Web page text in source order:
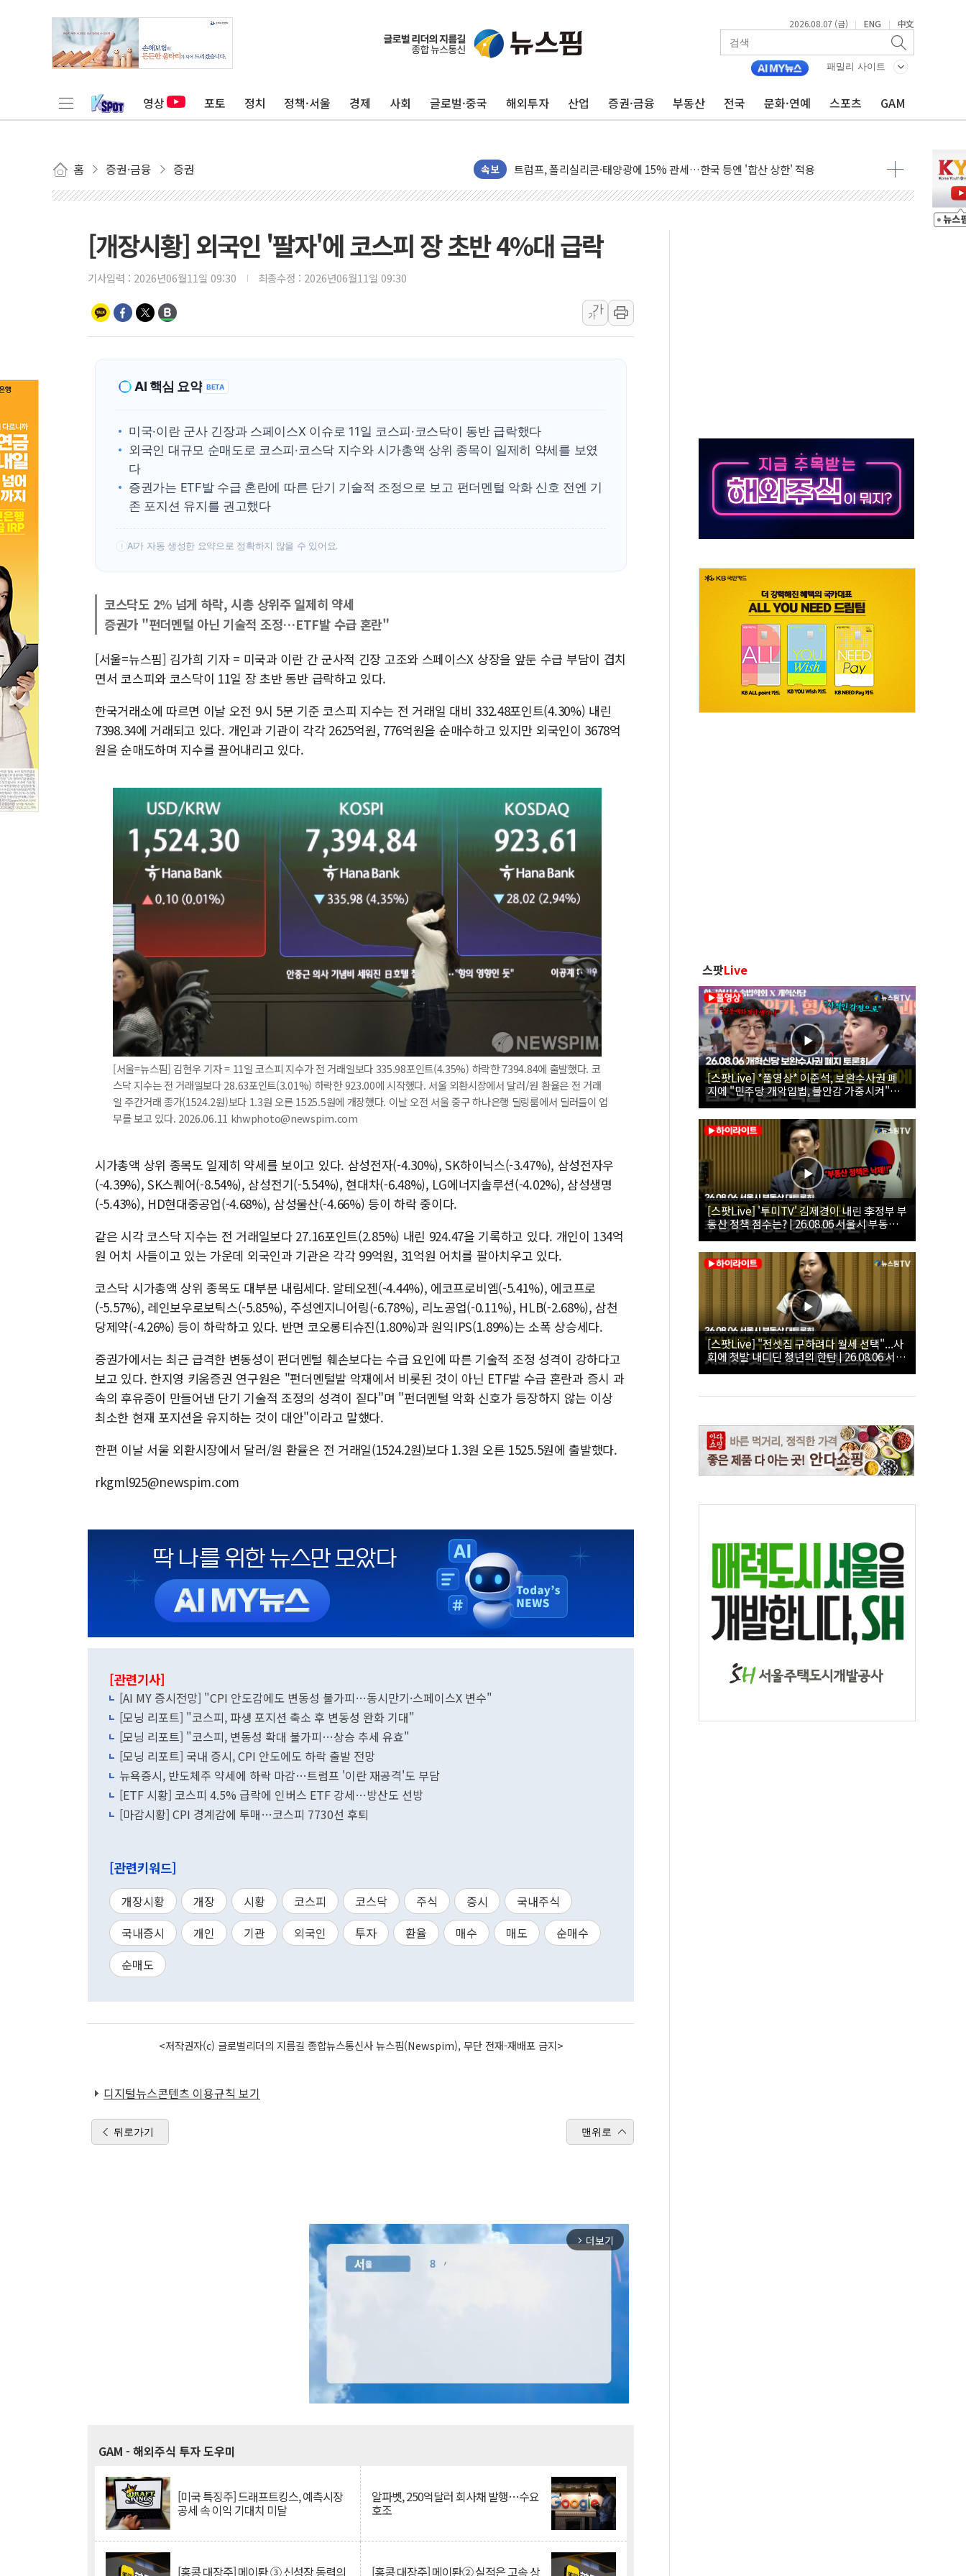
2026.08.07 (금) | ENG | 中文
패밀리 사이트
영상 포토 정치 정책·서울 경제 사회 글로벌·중국 해외투자 산업 증권·금융 부동산 전국 문화·연예 스포츠 GAM
홈 증권·금융 증권 속보
중기부, 떡국·떡볶이떡 제조업 '생계형 적합업종' 재지정...5년 더 보호
[브라질증시] 금리 인하에도 추가 완화 불확실성에 1.2% 하락 마감
카드사 고객 유입 창구 된 '트래블카드'…휴가철 넘어 장기 고객 묶는다
[채권/외환] 국제유가 급등에 미 국채금리·달러 동반 상승…시장, 美 고용지표 촉각
트럼프, '원정출산 시민권 차단' 행정명령 서명…출생시민권 제한 재시동
현대리바트, 원가 개선으로 실적 방어…다음 과제는 '외형 확대'
"세금 부담 덜자"…비거주 1주택자 귀환 조짐에 전월세시장 '긴장'
[금/유가] 이란의 호르무즈 해협 통항 제한 검토에 유가 3% 급등…금값 보합
뉴욕증시, 유가·금리 부담에 하락…다우 5거래일 랠리 '마침표'
[오늘의 정치일정] 8월 7일(금)
이란, 美·이스라엘 선박 호르무즈 통항 제한 추진…美 "통행 막을 권한 없어"
[개장시황] 외국인 '팔자'에 코스피 장 초반 4%대 급락
기사입력 : 2026년06월11일 09:30 최종수정 : 2026년06월11일 09:30
가
가
AI 핵심 요약 BETA
미국·이란 군사 긴장과 스페이스X 이슈로 11일 코스피·코스닥이 동반 급락했다
외국인 대규모 순매도로 코스피·코스닥 지수와 시가총액 상위 종목이 일제히 약세를 보였
다
증권가는 ETF발 수급 혼란에 따른 단기 기술적 조정으로 보고 펀더멘털 악화 신호 전엔 기
존 포지션 유지를 권고했다
! AI가 자동 생성한 요약으로 정확하지 않을 수 있어요.
코스닥도 2% 넘게 하락, 시총 상위주 일제히 약세
증권가 "펀더멘털 아닌 기술적 조정…ETF발 수급 혼란"
[서울=뉴스핌] 김가희 기자 = 미국과 이란 간 군사적 긴장 고조와 스페이스X 상장을 앞둔 수급 부담이 겹치
면서 코스피와 코스닥이 11일 장 초반 동반 급락하고 있다.
한국거래소에 따르면 이날 오전 9시 5분 기준 코스피 지수는 전 거래일 대비 332.48포인트(4.30%) 내린
7398.34에 거래되고 있다. 개인과 기관이 각각 2625억원, 776억원을 순매수하고 있지만 외국인이 3678억
원을 순매도하며 지수를 끌어내리고 있다.
[서울=뉴스핌] 김현우 기자 = 11일 코스피 지수가 전 거래일보다 335.98포인트(4.35%) 하락한 7394.84에 출발했다. 코
스닥 지수는 전 거래일보다 28.63포인트(3.01%) 하락한 923.00에 시작했다. 서울 외환시장에서 달러/원 환율은 전 거래
일 주간거래 종가(1524.2원)보다 1.3원 오른 1525.5원에 개장했다. 이날 오전 서울 중구 하나은행 딜링룸에서 딜러들이 업
무를 보고 있다. 2026.06.11 khwphoto@newspim.com
시가총액 상위 종목도 일제히 약세를 보이고 있다. 삼성전자(-4.30%), SK하이닉스(-3.47%), 삼성전자우
(-4.39%), SK스퀘어(-8.54%), 삼성전기(-5.54%), 현대차(-6.48%), LG에너지솔루션(-4.02%), 삼성생명
(-5.43%), HD현대중공업(-4.68%), 삼성물산(-4.66%) 등이 하락 중이다.
같은 시각 코스닥 지수는 전 거래일보다 27.16포인트(2.85%) 내린 924.47을 기록하고 있다. 개인이 134억
원 어치 사들이고 있는 가운데 외국인과 기관은 각각 99억원, 31억원 어치를 팔아치우고 있다.
코스닥 시가총액 상위 종목도 대부분 내림세다. 알테오젠(-4.44%), 에코프로비엠(-5.41%), 에코프로
(-5.57%), 레인보우로보틱스(-5.85%), 주성엔지니어링(-6.78%), 리노공업(-0.11%), HLB(-2.68%), 삼천
당제약(-4.26%) 등이 하락하고 있다. 반면 코오롱티슈진(1.80%)과 원익IPS(1.89%)는 소폭 상승세다.
증권가에서는 최근 급격한 변동성이 펀더멘털 훼손보다는 수급 요인에 따른 기술적 조정 성격이 강하다고
보고 있다. 한지영 키움증권 연구원은 "펀더멘털발 악재에서 비롯된 것이 아닌 ETF발 수급 혼란과 증시 과
속의 후유증이 만들어낸 단기 기술적 조정의 성격이 짙다"며 "펀더멘털 악화 신호가 등장하지 않는 이상
최소한 현재 포지션을 유지하는 것이 대안"이라고 말했다.
한편 이날 서울 외환시장에서 달러/원 환율은 전 거래일(1524.2원)보다 1.3원 오른 1525.5원에 출발했다.
rkgml925@newspim.com
[관련기사]
[AI MY 증시전망] "CPI 안도감에도 변동성 불가피…동시만기·스페이스X 변수"
[모닝 리포트] "코스피, 파생 포지션 축소 후 변동성 완화 기대"
[모닝 리포트] "코스피, 변동성 확대 불가피…상승 추세 유효"
[모닝 리포트] 국내 증시, CPI 안도에도 하락 출발 전망
뉴욕증시, 반도체주 약세에 하락 마감…트럼프 '이란 재공격'도 부담
[ETF 시황] 코스피 4.5% 급락에 인버스 ETF 강세…방산도 선방
[마감시황] CPI 경계감에 투매…코스피 7730선 후퇴
[관련키워드]
개장시황 개장 시황 코스피 코스닥 주식 증시
국내주식
국내증시
개인 기관 외국인 투자 환율 매수 매도
순매수
순매도
<저작권자(c) 글로벌리더의 지름길 종합뉴스통신사 뉴스핌(Newspim), 무단 전재-재배포 금지>
디지털뉴스콘텐츠 이용규칙 보기
뒤로가기 맨위로
arrow_forward_ios 더보기
GAM - 해외주식 투자 도우미
[미국 특징주] 드래프트킹스, 예측시장
공세 속 이익 기대치 미달
알파벳, 250억달러 회사채 발행…수요
호조
[홍콩 대장주] 메이퇀 ③ 신성장 동력의 [홍콩 대장주] 메이퇀② 실적은 고속 상
스팟Live
[스팟Live] *풀영상* 이준석, 보완수사권 폐
지에 "민주당 개악입법, 불안감 가중시켜"｜
26.08.06 개혁신당 보완수사권 폐지 토론회
[스팟Live] '투미TV' 김제경이 내린 李정부 부
동산 정책 점수는? | 26.08.06 서울시 부동산
대토론회
[스팟Live] "전셋집 구하려다 월세 선택"...사
회에 첫발 내디딘 청년의 한탄 | 26.08.06 서울
시 부동산 대토론회